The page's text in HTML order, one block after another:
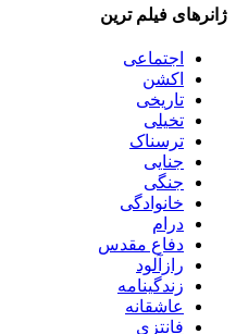
ژانرهای فیلم ترین
اجتماعی
اکشن
تاریخی
تخیلی
ترسناک
جنایی
جنگی
خانوادگی
درام
دفاع مقدس
رازآلود
زندگینامه
عاشقانه
فانتزی